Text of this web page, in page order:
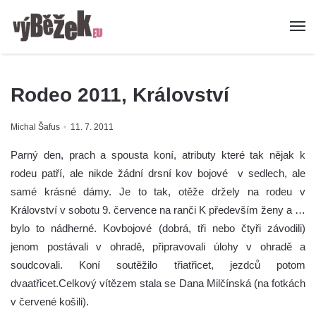
Rodeo 2011, Království
Michal Šafus 11. 7. 2011
Parný den, prach a spousta koní, atributy které tak nějak k
rodeu patří, ale nikde žádní drsní kov bojové v sedlech, ale
samé krásné dámy. Je to tak, otěže držely na rodeu v
Království v sobotu 9. července na ranči K především ženy a …
bylo to nádherné. Kovbojové (dobrá, tři nebo čtyři závodili)
jenom postávali v ohradě, připravovali úlohy v ohradě a
soudcovali. Koní soutěžilo třiatřicet, jezdců potom
dvaatřicet.Celkový vítězem stala se Dana Milčínská (na fotkách
v červené košili).